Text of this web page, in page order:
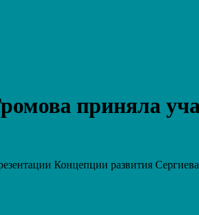
приняла
Концепции развития